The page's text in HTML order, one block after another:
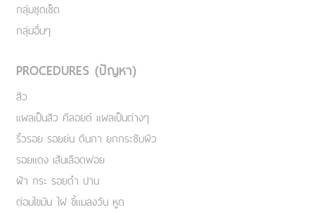
กลุ่มชุดเซ็ต
กลุ่มอื่นๆ
PROCEDURES (ปัญหา)
สิว
แผลเป็นสิว คีลอยด์ แผลเป็นต่างๆ
ริ้วรอย รอยย่น ตีนกา ยกกระชับผิว
รอยแดง เส้นเลือดฟอย
ฝ้า กระ รอยดำ ปาน
ต่อมไขมัน ไฝ ขี้แมลงวัน หูด